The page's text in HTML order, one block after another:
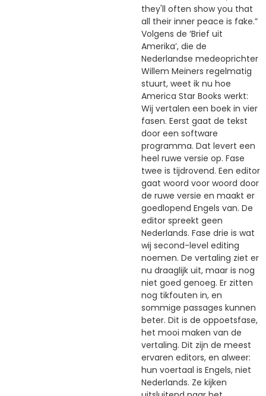
they'll often show you that
all their inner peace is fake.”
Volgens de ‘Brief uit
Amerika’, die de
Nederlandse medeoprichter
Willem Meiners regelmatig
stuurt, weet ik nu hoe
America Star Books werkt:
Wij vertalen een boek in vier
fasen. Eerst gaat de tekst
door een software
programma. Dat levert een
heel ruwe versie op. Fase
twee is tijdrovend. Een editor
gaat woord voor woord door
de ruwe versie en maakt er
goedlopend Engels van. De
editor spreekt geen
Nederlands. Fase drie is wat
wij second-level editing
noemen. De vertaling ziet er
nu draaglijk uit, maar is nog
niet goed genoeg. Er zitten
nog tikfouten in, en
sommige passages kunnen
beter. Dit is de oppoetsfase,
het mooi maken van de
vertaling. Dit zijn de meest
ervaren editors, en alweer:
hun voertaal is Engels, niet
Nederlands. Ze kijken